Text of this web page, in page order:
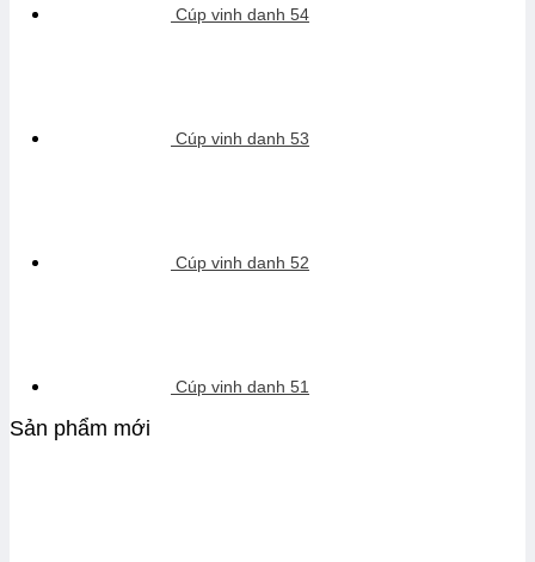
Cúp vinh danh 54
Cúp vinh danh 53
Cúp vinh danh 52
Cúp vinh danh 51
Sản phẩm mới